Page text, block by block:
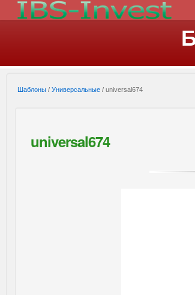
Шаблоны / Универсальные / universal674
universal674